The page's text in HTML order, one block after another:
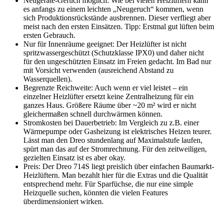
es anfangs zu einem leichten „Neugeruch“ kommen, wenn
sich Produktionsrückstände ausbrennen. Dieser verfliegt aber
meist nach den ersten Einsätzen. Tipp: Erstmal gut lüften beim
ersten Gebrauch.
Nur für Innenräume geeignet: Der Heizlüfter ist nicht
spritzwassergeschützt (Schutzklasse IPX0) und daher nicht
für den ungeschützten Einsatz im Freien gedacht. Im Bad nur
mit Vorsicht verwenden (ausreichend Abstand zu
Wasserquellen).
Begrenzte Reichweite: Auch wenn er viel leistet – ein
einzelner Heizlüfter ersetzt keine Zentralheizung für ein
ganzes Haus. Größere Räume über ~20 m² wird er nicht
gleichermaßen schnell durchwärmen können.
Stromkosten bei Dauerbetrieb: Im Vergleich zu z.B. einer
Wärmepumpe oder Gasheizung ist elektrisches Heizen teurer.
Lässt man den Dreo stundenlang auf Maximalstufe laufen,
spürt man das auf der Stromrechnung. Für den zeitweiligen,
gezielten Einsatz ist es aber okay.
Preis: Der Dreo 714S liegt preislich über einfachen Baumarkt-
Heizlüftern. Man bezahlt hier für die Extras und die Qualität
entsprechend mehr. Für Sparfüchse, die nur eine simple
Heizquelle suchen, könnten die vielen Features
überdimensioniert wirken.